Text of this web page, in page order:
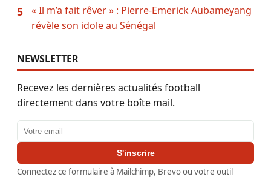
5
« Il m’a fait rêver » : Pierre-Emerick Aubameyang
révèle son idole au Sénégal
NEWSLETTER
Recevez les dernières actualités football
directement dans votre boîte mail.
Adresse email
S'inscrire
Connectez ce formulaire à Mailchimp, Brevo ou votre outil